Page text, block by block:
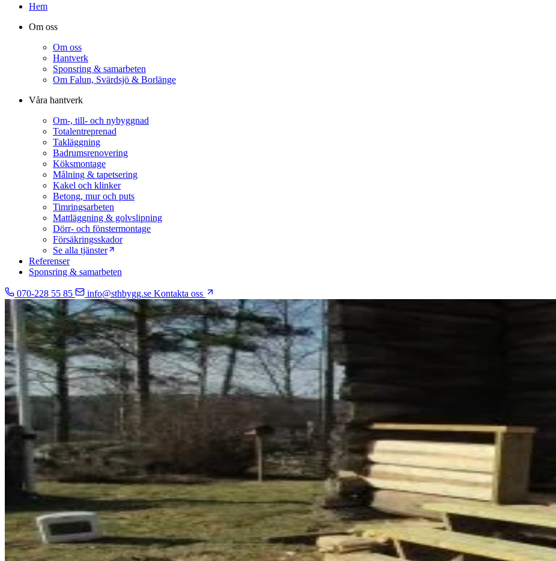
Hem
Om oss
Om oss
Hantverk
Sponsring & samarbeten
Om Falun, Svärdsjö & Borlänge
Våra hantverk
Om-, till- och nybyggnad
Totalentreprenad
Takläggning
Badrumsrenovering
Köksmontage
Målning & tapetsering
Kakel och klinker
Betong, mur och puts
Timringsarbeten
Mattläggning & golvslipning
Dörr- och fönstermontage
Försäkringsskador
Se alla tjänster
Referenser
Sponsring & samarbeten
070-228 55 85 info@sthbygg.se Kontakta oss